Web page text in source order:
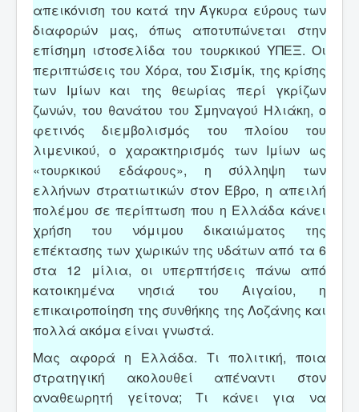
απεικόνιση του κατά την Άγκυρα εύρους των
διαφορών μας, όπως αποτυπώνεται στην
επίσημη ιστοσελίδα του τουρκικού ΥΠΕΞ. Οι
περιπτώσεις του Χόρα, του Σισμίκ, της κρίσης
των Ιμίων και της θεωρίας περί γκρίζων
ζωνών, του θανάτου του Σμηναγού Ηλιάκη, ο
φετινός διεμβολισμός του πλοίου του
λιμενικού, ο χαρακτηρισμός των Ιμίων ως
«τουρκικού εδάφους», η σύλληψη των
ελλήνων στρατιωτικών στον Έβρο, η απειλή
πολέμου σε περίπτωση που η Ελλάδα κάνει
χρήση του νόμιμου δικαιώματος της
επέκτασης των χωρικών της υδάτων από τα 6
στα 12 μίλια, οι υπερπτήσεις πάνω από
κατοικημένα νησιά του Αιγαίου, η
επικαιροποίηση της συνθήκης της Λοζάνης και
πολλά ακόμα είναι γνωστά.
Μας αφορά η Ελλάδα. Τι πολιτική, ποια
στρατηγική ακολουθεί απέναντι στον
αναθεωρητή γείτονα; Τι κάνει για να